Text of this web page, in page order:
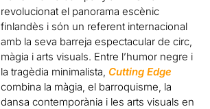
revolucionat el panorama escènic
finlandès i són un referent internacional
amb la seva barreja espectacular de circ,
màgia i arts visuals. Entre l’humor negre i
la tragèdia minimalista,Cutting Edge
combina la màgia, el barroquisme, la
dansa contemporània i les arts visuals en